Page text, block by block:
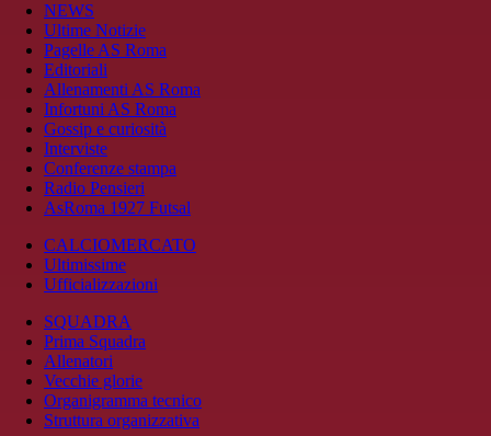
NEWS
Ultime Notizie
Pagelle AS Roma
Editoriali
Allenamenti AS Roma
Infortuni AS Roma
Gossip e curiosità
Interviste
Conferenze stampa
Radio Pensieri
AsRoma 1927 Futsal
CALCIOMERCATO
Ultimissime
Ufficializzazioni
SQUADRA
Prima Squadra
Allenatori
Vecchie glorie
Organigramma tecnico
Struttura organizzativa